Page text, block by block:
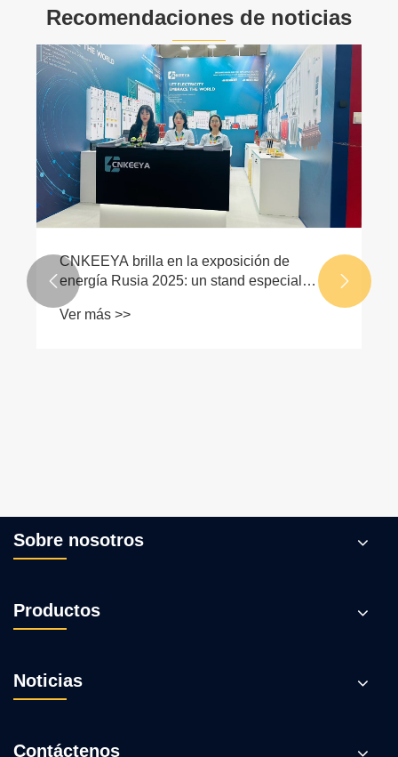
Recomendaciones de noticias
CNKEEYA brilla en la exposición de
energía Rusia 2025: un stand especial
lidera la innovación en equipos de redes
eléctricas de frío extremo
Ver más >>
 
Sobre nosotros
Productos
Noticias
Contáctenos